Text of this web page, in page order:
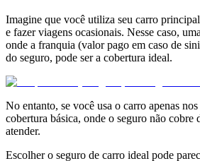
Imagine que você utiliza seu carro
e fazer viagens ocasionais. Nesse caso,
onde a franquia (valor pago em caso de
do seguro, pode ser a cobertura ideal.
No entanto, se você usa o carro apenas
cobertura básica, onde o seguro não cobre
atender.
Escolher o seguro de carro ideal pode